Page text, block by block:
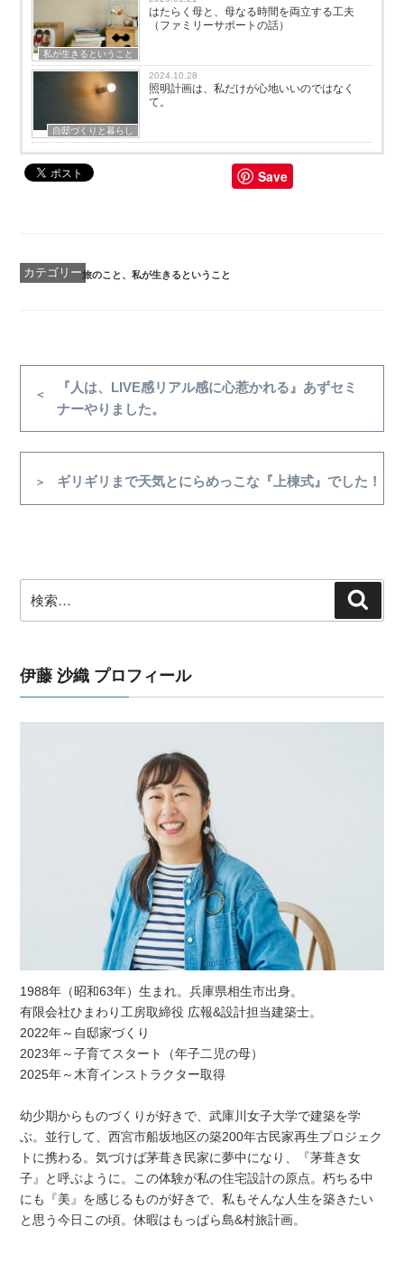
私が生きるということ
はたらく母と、母なる時間を両立する工夫
（ファミリーサポートの話）
自邸づくりと暮らし
2024.10.28
照明計画は、私だけが心地いいのではなく
て。
Save
カ
旅のこと 、 私が生きるということ
投
ビ
ー
前
の
『人は、LIVE感リアル感に心惹かれる』あずセミ
ナーやりました。
次
ギリギリまで天気とにらめっこな『上棟式』でした！
索:
索
伊藤 沙織 プロフィール
1988年（昭和63年）生まれ。兵庫県相生市出身。
有限会社ひまわり工房取締役 広報&設計担当建築士。
2022年～自邸家づくり
2023年～子育てスタート（年子二児の母）
2025年～木育インストラクター取得
幼少期からものづくりが好きで、武庫川女子大学で建築を学
ぶ。並行して、西宮市船坂地区の築200年古民家再生プロジェク
トに携わる。気づけば茅葺き民家に夢中になり、『茅葺き女
子』と呼ぶように。この体験が私の住宅設計の原点。朽ちる中
にも『美』を感じるものが好きで、私もそんな人生を築きたい
と思う今日この頃。休暇はもっぱら島&村旅計画。